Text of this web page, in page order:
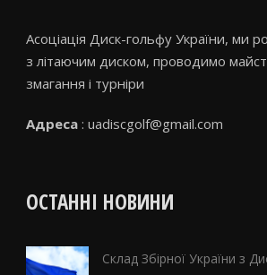
Асоціація Диск-гольфу України, ми
з літаючим диском, проводимо
змагання і турніри
Адреса : uadiscgolf@gmail.com
ОСТАННІ НОВИНИ
Склад Збірної України з